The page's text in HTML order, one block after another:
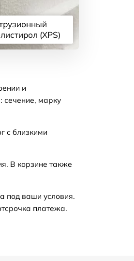
(XPS)
Подробнее
и
сечение, марку
с близкими
В корзине также
под ваши условия.
платежа.